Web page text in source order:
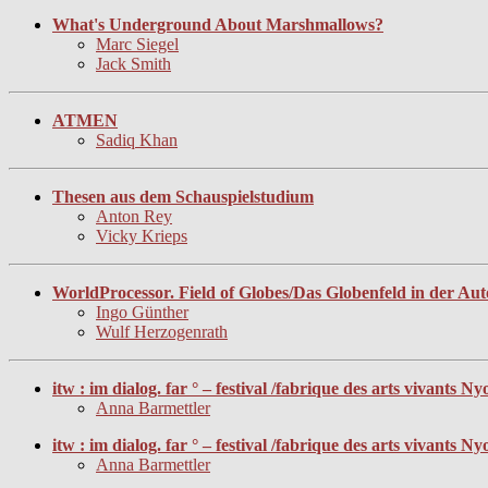
What's Underground About Marshmallows?
Marc Siegel
Jack Smith
ATMEN
Sadiq Khan
Thesen aus dem Schauspielstudium
Anton Rey
Vicky Krieps
WorldProcessor. Field of Globes/Das Globenfeld in der
Ingo Günther
Wulf Herzogenrath
itw : im dialog. far ° – festival /fabrique des arts vivants
Anna Barmettler
itw : im dialog. far ° – festival /fabrique des arts vivants
Anna Barmettler